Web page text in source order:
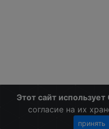
Этот сайт использует
согласие на их
принять